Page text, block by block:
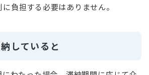
負担する必要はありません。
していると